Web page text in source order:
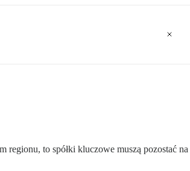
regionu, to spółki kluczowe muszą pozostać